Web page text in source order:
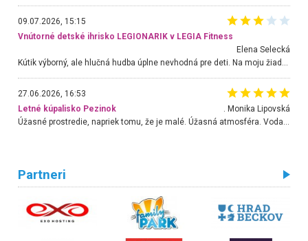
09.07.2026, 15:15
Vnútorné detské ihrisko LEGIONARIK v LEGIA Fitness
Elena Selecká
27.06.2026, 16:53
Letné kúpalisko Pezinok
. Monika Lipovská
Úžasné prostredie, napriek tomu, že je malé. Úžasná atmosféra. Voda fantastická a nádherná. Ľudí je pomerne veľa, ale su mili a ohľaduplní. Je veľmi zaujímavé sledovať, ako dokážu spolu športovať cudzí ľudia a bez ohľadu na vek. Vládne tu pohoda. Vnuka neviem dostať z vody. Ďakujem za krásny deň . Urcite sa sem vrátim. Jediný problém je s parkovaním, ale aj ten sa mi podarilo vyriešiť. Monika Bratislava
Partneri